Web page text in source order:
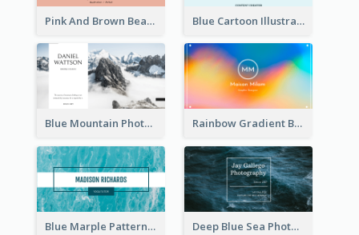
Pink And Brown Bear Illustration Business Card Blue Cartoon Illustration Portrait Business Card
Blue Mountain Photo Hiking Business Card Rainbow Gradient Background Business Card
Blue Marple Pattern Photo Business Card Deep Blue Sea Photography Business Card